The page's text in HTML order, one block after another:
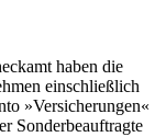
haben die
einschließlich
»Versicherungen«
Sonderbeauftragte